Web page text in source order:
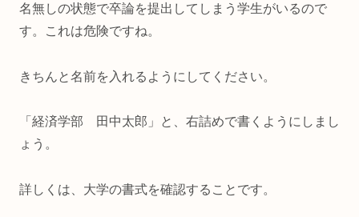
名無しの状態で卒論を提出してしまう学生がいるので
す。これは危険ですね。
きちんと名前を入れるようにしてください。
「経済学部 田中太郎」と、右詰めで書くようにしまし
ょう。
詳しくは、大学の書式を確認することです。